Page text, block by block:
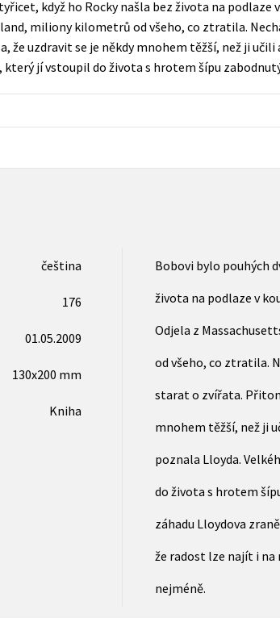
Populárně - naučná pro dospělé
Populárně - naučné pro děti
Předškoláci
Příroda a zahrada
Všechny tituly
když ho Rocky našla bez života na podlaze
miliony kilometrů od všeho, co ztratila.
uzdravit se je někdy mnohem těžší, než ji učili
který jí vstoupil do života s hrotem šípu
čeština
176
01.05.2009
130x200 mm
Kniha
Bobovi bylo pouhých
života na podlaze v
Odjela z
od všeho, co ztratila.
starat o zvířata.
mnohem těžší, než ji
poznala Lloyda.
do života s hrotem
záhadu Lloydova
že radost lze najít i na
nejméně.